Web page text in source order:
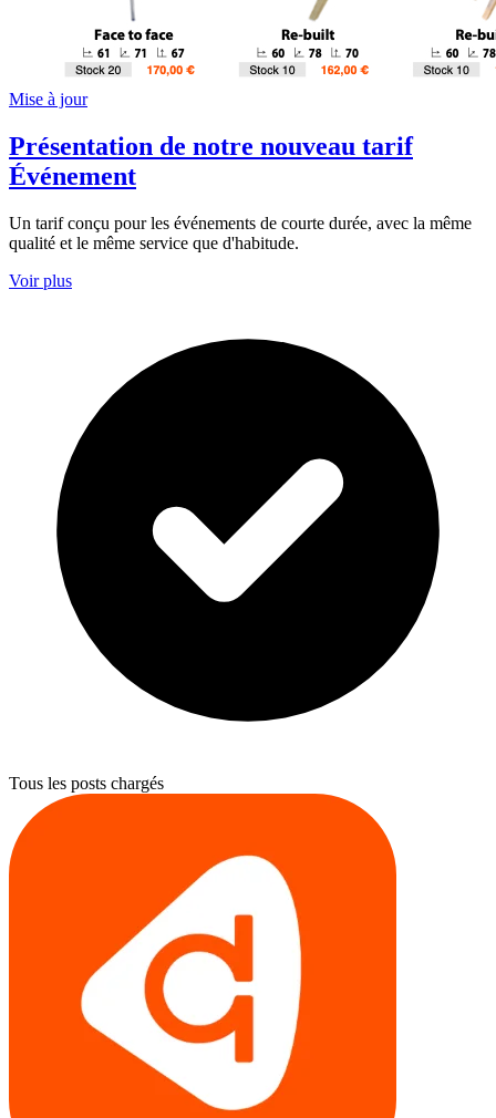
Mise à jour
Présentation de notre nouveau tarif
Événement
Un tarif conçu pour les événements de courte durée, avec la même
qualité et le même service que d'habitude.
Voir plus
Tous les posts chargés